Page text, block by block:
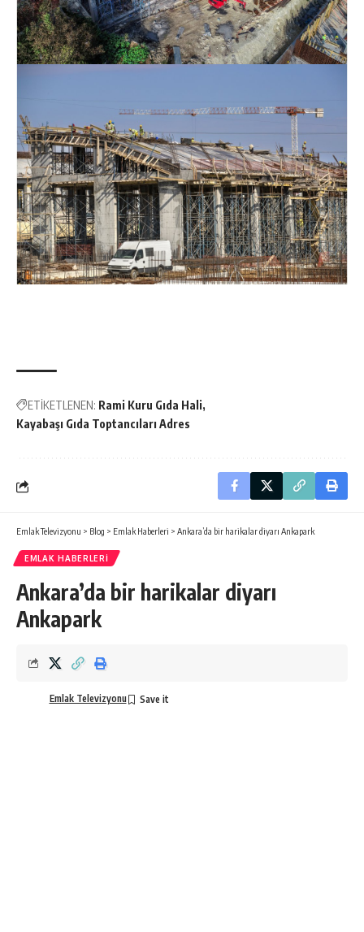
ETİKETLENEN: Rami Kuru Gıda Hali
Kayabaşı Gıda Toptancıları Adres
Emlak Televizyonu > Blog > Emlak Haberleri > Ankara’da bir harikalar diyarı Ankapark
EMLAK HABERLERI
Ankara’da bir harikalar diyarı
Ankapark
Emlak Televizyonu